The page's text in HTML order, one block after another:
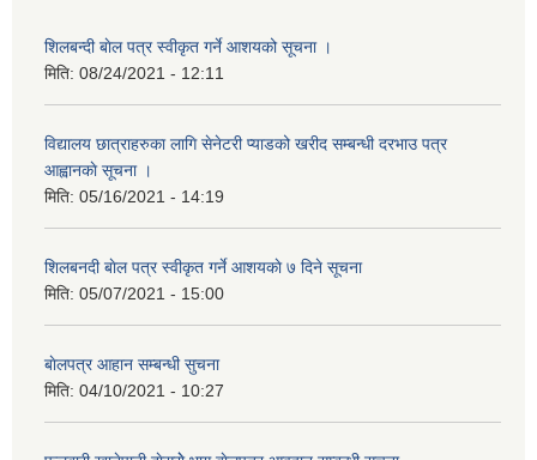
शिलबन्दी बाेल पत्र स्वीकृत गर्ने आशयको सूचना ।
मिति: 08/24/2021 - 12:11
विद्यालय छात्राहरुका लागि सेनेटरी प्याडको खरीद सम्बन्धी दरभाउ पत्र
आह्वानकाे सूचना ।
मिति: 05/16/2021 - 14:19
शिलबनदी बाेल पत्र स्वीकृत गर्ने आशयकाे ७ दिने सूचना
मिति: 05/07/2021 - 15:00
बाेलपत्र आहान सम्बन्धी सुचना
मिति: 04/10/2021 - 10:27